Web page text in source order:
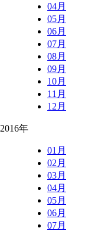
04月
05月
06月
07月
08月
09月
10月
11月
12月
2016年
01月
02月
03月
04月
05月
06月
07月